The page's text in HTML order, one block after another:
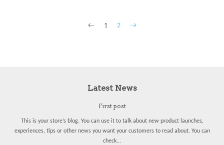
← 1 2 →
Latest News
First post
This is your store’s blog. You can use it to talk about new product launches,
experiences, tips or other news you want your customers to read about. You can
check...